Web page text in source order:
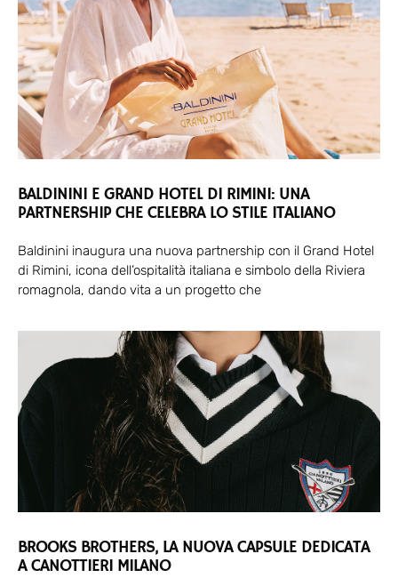
BALDININI E GRAND HOTEL DI RIMINI: UNA
PARTNERSHIP CHE CELEBRA LO STILE ITALIANO
Baldinini inaugura una nuova partnership con il Grand Hotel
di Rimini, icona dell’ospitalità italiana e simbolo della Riviera
romagnola, dando vita a un progetto che
BROOKS BROTHERS, LA NUOVA CAPSULE DEDICATA
A CANOTTIERI MILANO